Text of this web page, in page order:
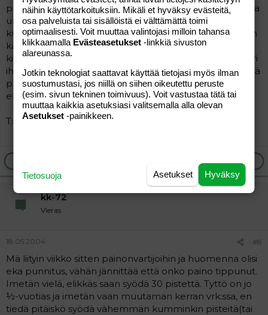
painon alhaalla pysyminen on todennäköisempää. Oma
urakkani kesti vuoden ja usein en ryhmiin voinut jäädä
kun lapsen hoitoa oli vaikea järjestää, mutta silti sen tein
kävin ja suosittelen sen tien käymistä kaikille jotka
kiloistaan eroon haluaa päästä. tuntuu että olen ihan eri
ihminen itseluottamus ja hyvä olo on lisääntynyt. Ja mikä
parasta tiedän miten pystyn painoa hallitsemaan lopun
elämää. Eikä ole nälkä.
T:Heidi81
Vastaa
kk-72
Vieras
18.05.2004 #8
Mä liityin viikko sitten painonvartijoihin ja huomenna olisi
eka punnitus, vähän jännittää että onko paino tippunut.
Imetän vielä, elikkäs saan syödä 30 pistettä. Tyttö on jo
½-vuotias ja imetän vaan muutaman kerran vrk:ssa, en
tiedä pitäiskö syödä vähemmän kumminkin pisteitä(tai
näihin käyttötarkoituksiin. Mikäli et hyväksy evästeitä,
osa palveluista tai sisällöistä ei välttämättä toimi
optimaalisesti. Voit muuttaa valintojasi milloin tahansa
klikkaamalla Evästeasetukset -linkkiä sivuston
alareunassa.
Jotkin teknologiat saattavat käyttää tietojasi myös ilman
suostumustasi, jos niillä on siihen oikeutettu peruste
(esim. sivun tekninen toimivuus). Voit vastustaa tätä tai
muuttaa kaikkia asetuksiasi valitsemalla alla olevan
Asetukset -painikkeen.
Hyväksy
Asetukset
Tietosuoja